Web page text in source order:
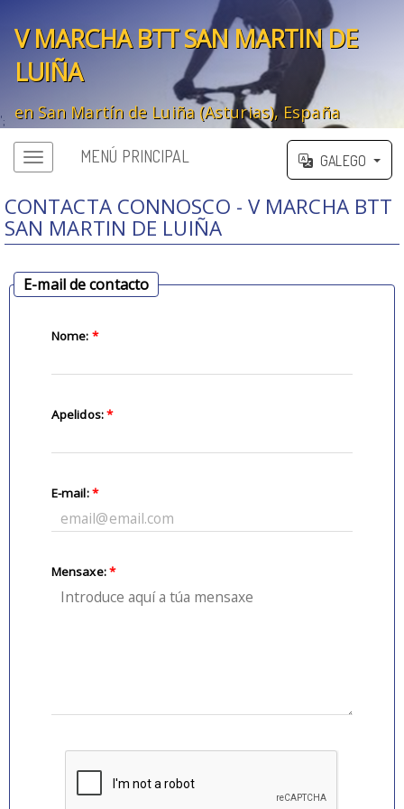
V MARCHA BTT SAN MARTIN DE
LUIÑA
en San Martín de Luiña (Asturias), España
';
MENÚ PRINCIPAL GALEGO
CONTACTA CONNOSCO - V MARCHA BTT
SAN MARTIN DE LUIÑA
E-mail de contacto
Nome: *
Apelidos:*
E-mail:*
Mensaxe:*